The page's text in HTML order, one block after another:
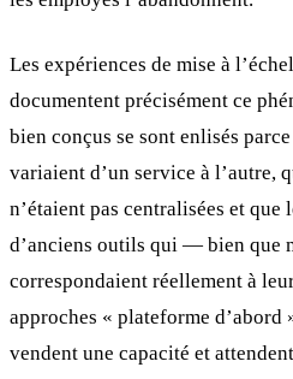
Les expériences de mise à
documentent précisément ce
bien conçus se sont enlisés
variaient d’un service à l’autre,
n’étaient pas centralisées et que
d’anciens outils qui — bien que
correspondaient réellement à
approches « plateforme d’abord
vendent une capacité et